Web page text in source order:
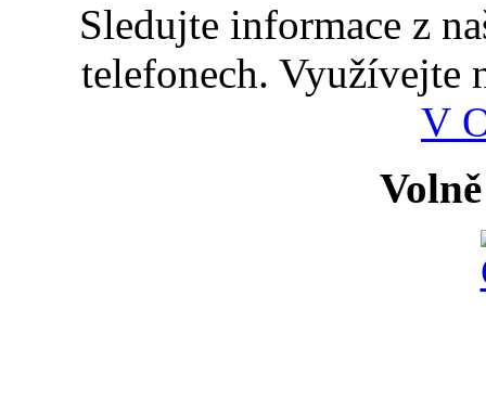
Sledujte informace z
telefonech. Využívejte
V